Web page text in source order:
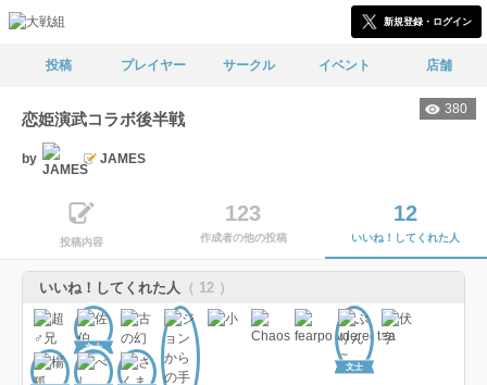
新規登録・ログイン
投稿 プレイヤー サークル イベント 店舗
380
恋姫演武コラボ後半戦
by JAMES
投稿内容
123
作成者の他の投稿
12
いいね！してくれた人
いいね！してくれた人 （ 12 ）
文士
文士